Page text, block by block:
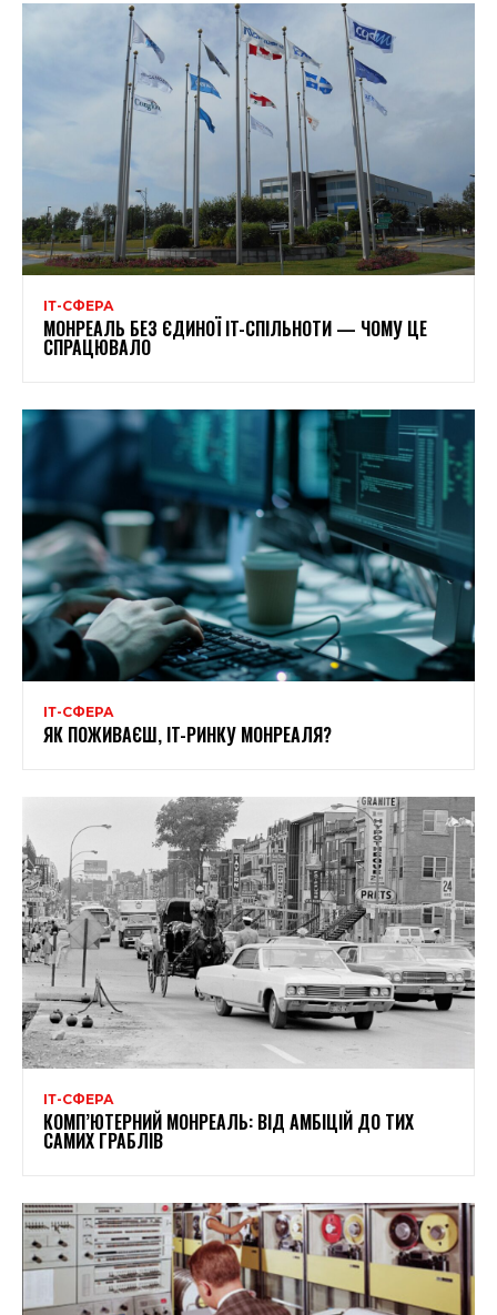
ІТ-СФЕРА
МОНРЕАЛЬ БЕЗ ЄДИНОЇ IT-СПІЛЬНОТИ — ЧОМУ ЦЕ
СПРАЦЮВАЛО
ІТ-СФЕРА
ЯК ПОЖИВАЄШ, IT-РИНКУ МОНРЕАЛЯ?
ІТ-СФЕРА
КОМП’ЮТЕРНИЙ МОНРЕАЛЬ: ВІД АМБІЦІЙ ДО ТИХ
САМИХ ГРАБЛІВ